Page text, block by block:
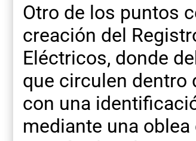
Otro de los puntos
creación del
Eléctricos, donde
que circulen dentro
con una
mediante una